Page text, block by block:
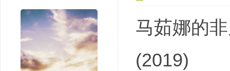
马茹娜的
(2019)